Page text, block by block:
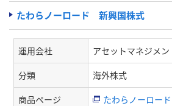
たわらノーロード 新興国株式
運用会社
アセットマネジメ
分類
海外株式
商品ページ
たわらノーロー